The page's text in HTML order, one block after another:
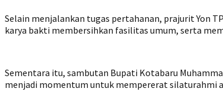
Selain menjalankan tugas pertahanan, prajurit Yon
karya bakti membersihkan fasilitas umum, serta
Sementara itu, sambutan Bupati Kotabaru
menjadi momentum untuk mempererat silaturahmi